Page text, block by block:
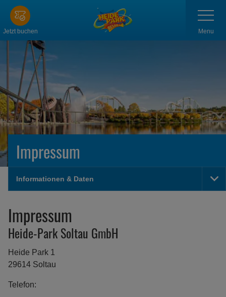
Zum
Hauptinhalt
springen
Jetzt buchen
anzeigen
Menu
Impressum
Informationen & Daten
Impressum
Heide-Park Soltau GmbH
Heide Park 1
29614 Soltau
Telefon: